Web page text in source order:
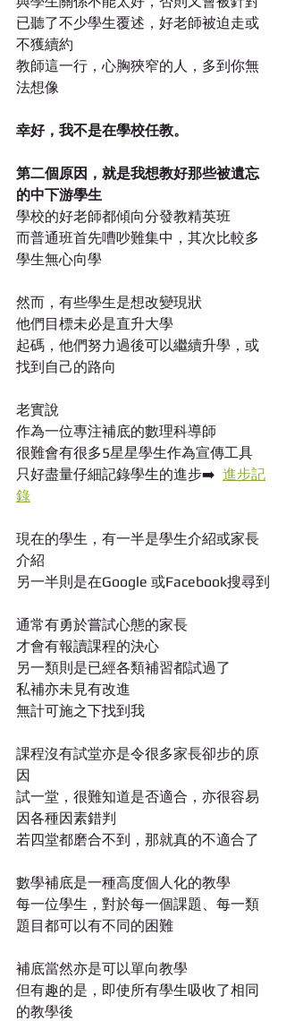
已聽了不少學生覆述，好老師被迫走或
不獲續約
教師這一行，心胸狹窄的人，多到你無
法想像
幸好，我不是在學校任教。
第二個原因，就是我想教好那些被遺忘
的中下游學生
學校的好老師都傾向分發教精英班
而普通班首先嘈吵難集中，其次比較多
學生無心向學
然而，有些學生是想改變現狀
他們目標未必是直升大學
起碼，他們努力過後可以繼續升學，或
找到自己的路向
老實說
作為一位專注補底的數理科導師
很難會有很多5星星學生作為宣傳工具
只好盡量仔細記錄學生的進步➡️ 進步記
錄
現在的學生，有一半是學生介紹或家長
介紹
另一半則是在Google 或Facebook搜尋到
通常有勇於嘗試心態的家長
才會有報讀課程的決心
另一類則是已經各類補習都試過了
私補亦未見有改進
無計可施之下找到我
課程沒有試堂亦是令很多家長卻步的原
因
試一堂，很難知道是否適合，亦很容易
因各種因素錯判
若四堂都磨合不到，那就真的不適合了
數學補底是一種高度個人化的教學
每一位學生，對於每一個課題、每一類
題目都可以有不同的困難
補底當然亦是可以單向教學
但有趣的是，即使所有學生吸收了相同
的教學後